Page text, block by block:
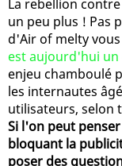
La rebellion
un peu plus ! Pas
d'Air of melty
est aujourd'hui un
enjeu chamboulé
les internautes
utilisateurs, selon
Si l'on peut
bloquant la
poser des